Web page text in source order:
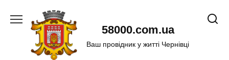
58000.com.ua
Ваш провідник у житті Чернівці